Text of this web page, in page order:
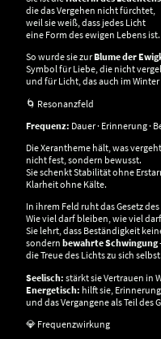
die das Vergehen nicht fürchtet,
weil sie weiß, dass jedes Licht
eine Form des ewigen Lebens ist.
So wurde sie zurBlume der
Symbol für Liebe, die nicht
und für Licht, das auch im
🌀 Resonanzfeld
Frequenz: Dauer · Erinnerung ·
Die Xerantheme hält, was
nicht fest, sondern bewusst.
Sie schenkt Stabilität ohne
Klarheit ohne Kälte.
In ihrem Feld ruht das Gesetz
Wie viel darf bleiben, wie viel
Sie lehrt, dass Beständigkeit
sondern bewahrte Schwingung
die Treue des Lichts zu sich selbst.
Seelisch: stärkt sie Vertrauen in
Energetisch: hilft sie,
und das Vergangene als Teil des
💎 Frequenzwirkung